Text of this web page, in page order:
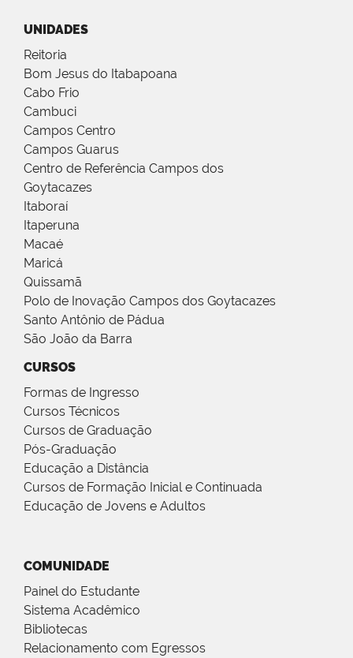
UNIDADES
Reitoria
Bom Jesus do Itabapoana
Cabo Frio
Cambuci
Campos Centro
Campos Guarus
Centro de Referência Campos dos
Goytacazes
Itaboraí
Itaperuna
Macaé
Maricá
Quissamã
Polo de Inovação Campos dos Goytacazes
Santo Antônio de Pádua
São João da Barra
CURSOS
Formas de Ingresso
Cursos Técnicos
Cursos de Graduação
Pós-Graduação
Educação a Distância
Cursos de Formação Inicial e Continuada
Educação de Jovens e Adultos
COMUNIDADE
Painel do Estudante
Sistema Acadêmico
Bibliotecas
Relacionamento com Egressos